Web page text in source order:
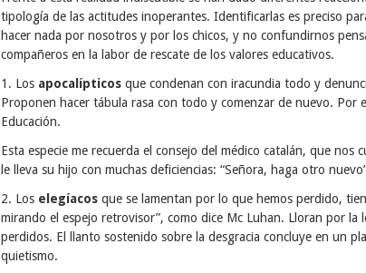
tipología de las actitudes inoperantes. Identificarlas es preciso
hacer nada por nosotros y por los chicos, y no confundirnos
compañeros en la labor de rescate de los valores educativos.
1. Los apocalípticos que condenan con iracundia todo y
Proponen hacer tábula rasa con todo y comenzar de nuevo. Por
Educación.
Esta especie me recuerda el consejo del médico catalán, que nos
le lleva su hijo con muchas deficiencias: “Señora, haga otro
2. Los elegíacos que se lamentan por lo que hemos perdido,
mirando el espejo retrovisor”, como dice Mc Luhan. Lloran por la
perdidos. El llanto sostenido sobre la desgracia concluye en un
quietismo.